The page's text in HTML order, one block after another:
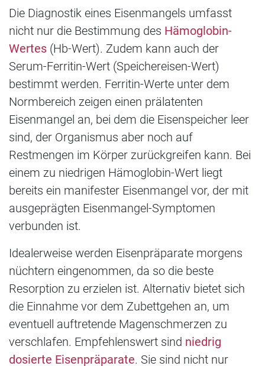
Die Diagnostik eines Eisenmangels umfasst
nicht nur die Bestimmung des Hämoglobin-
Wertes (Hb-Wert). Zudem kann auch der
Serum-Ferritin-Wert (Speichereisen-Wert)
bestimmt werden. Ferritin-Werte unter dem
Normbereich zeigen einen prälatenten
Eisenmangel an, bei dem die Eisenspeicher leer
sind, der Organismus aber noch auf
Restmengen im Körper zurückgreifen kann. Bei
einem zu niedrigen Hämoglobin-Wert liegt
bereits ein manifester Eisenmangel vor, der mit
ausgeprägten Eisenmangel-Symptomen
verbunden ist.
Idealerweise werden Eisenpräparate morgens
nüchtern eingenommen, da so die beste
Resorption zu erzielen ist. Alternativ bietet sich
die Einnahme vor dem Zubettgehen an, um
eventuell auftretende Magenschmerzen zu
verschlafen. Empfehlenswert sind niedrig
dosierte Eisenpräparate. Sie sind nicht nur